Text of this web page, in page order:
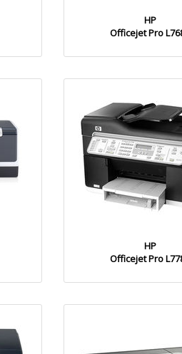
HP
Officejet Pro
HP
Officejet Pro